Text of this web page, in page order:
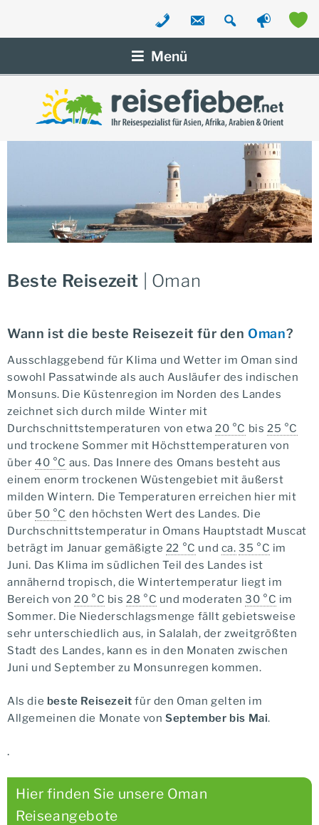
Zum
Menü
Beste Reisezeit | Oman
Wann ist die beste Reisezeit für den Oman?
Ausschlaggebend für Klima und Wetter im Oman sind
sowohl Passatwinde als auch Ausläufer des indischen
Monsuns. Die Küstenregion im Norden des Landes
zeichnet sich durch milde Winter mit
Durchschnittstemperaturen von etwa20 °C bis25 °C
und trockene Sommer mit Höchsttemperaturen von
über 40 °C aus. Das Innere des Omans besteht aus
einem enorm trockenen Wüstengebiet mit äußerst
milden Wintern. Die Temperaturen erreichen hier mit
über 50 °C den höchsten Wert des Landes. Die
Durchschnittstemperatur in Omans Hauptstadt Muscat
beträgt im Januar gemäßigte 22 °C und ca. 35 °C im
Juni. Das Klima im südlichen Teil des Landes ist
annähernd tropisch, die Wintertemperatur liegt im
Bereich von20 °C bis28 °C und moderaten30 °C im
Sommer. Die Niederschlagsmenge fällt gebietsweise
sehr unterschiedlich aus, in Salalah, der zweitgrößten
Stadt des Landes, kann es in den Monaten zwischen
Juni und September zu Monsunregen kommen.
Als die beste Reisezeit für den Oman gelten im
Allgemeinen die Monate vonSeptember bis Mai.
.
Hier finden Sie unsere Oman
Reiseangebote